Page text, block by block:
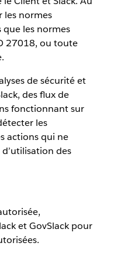
les normes
que les normes
27018, ou toute
de sécurité et
des flux de
fonctionnant sur
les
actions qui ne
des
et GovSlack pour